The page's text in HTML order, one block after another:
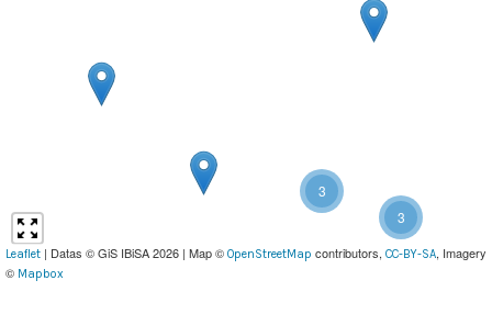
3
3
Leaflet | Datas © GiS IBiSA 2026 | Map © OpenStreetMap contributors, CC-BY-SA, Imagery
© Mapbox